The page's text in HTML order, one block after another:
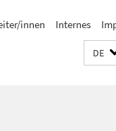
innen Internes
DE